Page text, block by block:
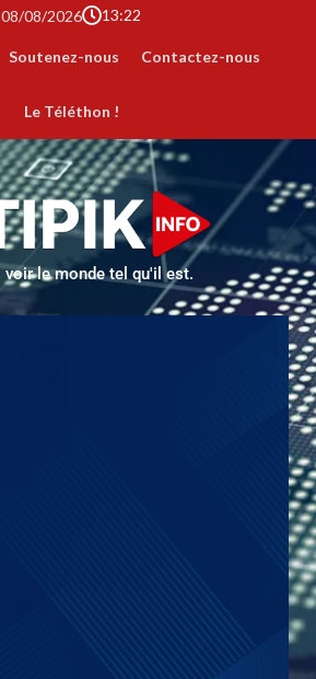
08/08/2026 13:22
Soutenez-nous Contactez-nous
Le Téléthon !
voir le monde tel qu'il est.